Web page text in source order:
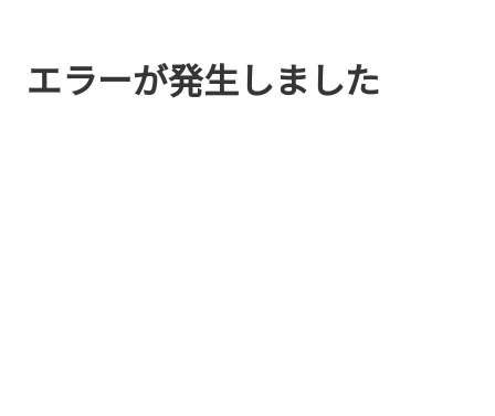
エラーが発生しました